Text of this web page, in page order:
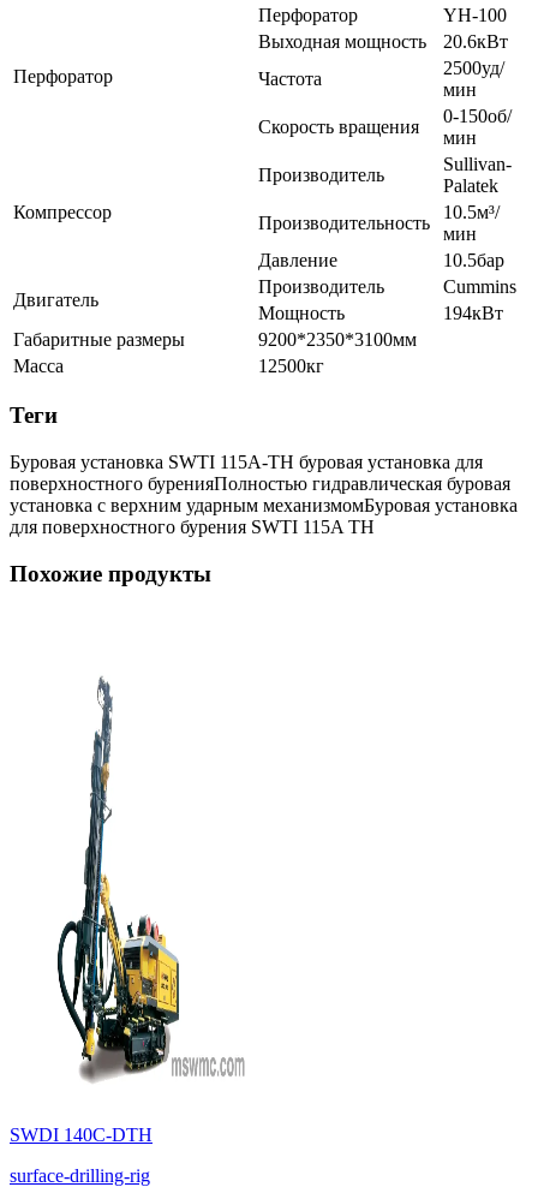
Перфоратор
Перфоратор
YH-100
Выходная мощность
20.6кВт
Частота
2500уд/
мин
Скорость вращения
0-150об/
мин
Компрессор
Производитель
Sullivan-
Palatek
Производительность
10.5м³/
мин
Давление
10.5бар
Двигатель
Производитель
Cummins
Мощность
194кВт
Габаритные размеры
9200*2350*3100мм
Масса
12500кг
Теги
Буровая установка SWTI 115A-TH буровая установка для
поверхностного буренияПолностью гидравлическая буровая
установка с верхним ударным механизмомБуровая установка
для поверхностного бурения SWTI 115A TH
Похожие продукты
SWDI 140C-DTH
surface-drilling-rig